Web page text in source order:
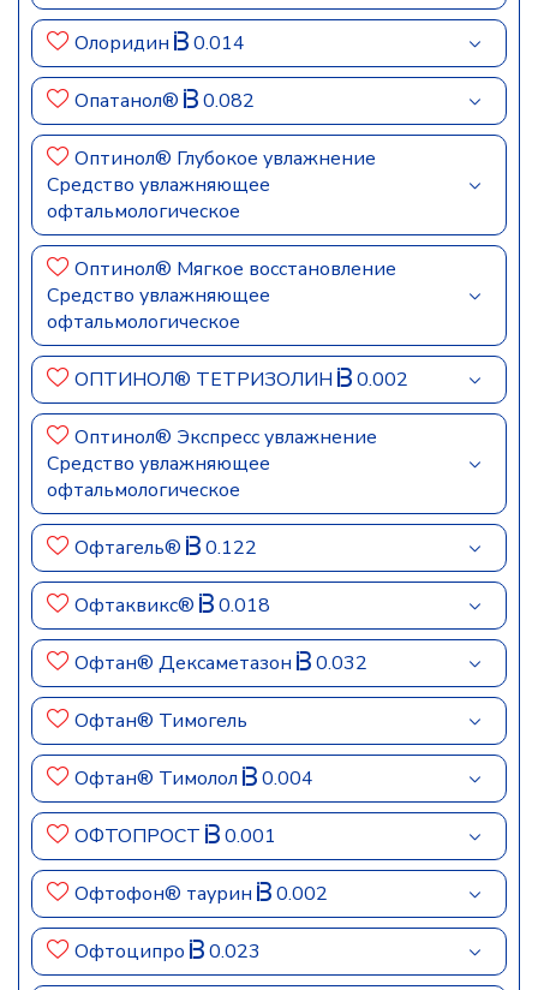
Олоридин 0.014
Опатанол® 0.082
Оптинол® Глубокое увлажнение
Средство увлажняющее
офтальмологическое
Оптинол® Мягкое восстановление
Средство увлажняющее
офтальмологическое
ОПТИНОЛ® ТЕТРИЗОЛИН 0.002
Оптинол® Экспресс увлажнение
Средство увлажняющее
офтальмологическое
Офтагель® 0.122
Офтаквикс® 0.018
Офтан® Дексаметазон 0.032
Офтан® Тимогель
Офтан® Тимолол 0.004
ОФТОПРОСТ 0.001
Офтофон® таурин 0.002
Офтоципро 0.023